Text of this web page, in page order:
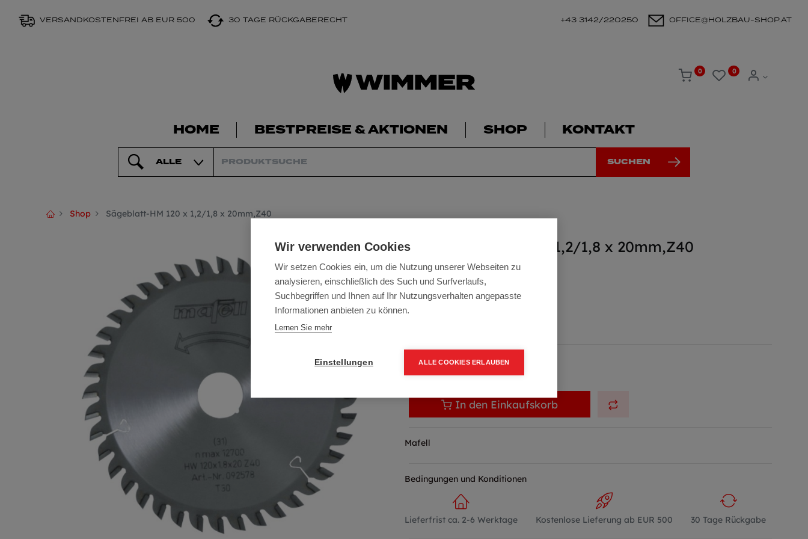
VERSANDKOSTENFREI AB EUR 500 30 TAGE RÜCKGABERECHT +43 3142/220250 OFFICE@HOLZBAU-SHOP.AT
0 0
HOME BESTPREISE & AKTIONEN SHOP KONTAKT
ALLE SUCHEN
Shop Sägeblatt-HM 120 x 1,2/1,8 x 20mm,Z40
Sägeblatt-HM 120 x 1,2/1,8 x 20mm,Z40
Artikelnummer:092578
60,50€
In den Einkaufskorb
Mafell
Bedingungen und Konditionen
Lieferfrist ca. 2-6 Werktage Kostenlose Lieferung ab EUR 500 30 Tage Rückgabe
Wir verwenden Cookies
Wir setzen Cookies ein, um die Nutzung unserer Webseiten zu
analysieren, einschließlich des Such und Surfverlaufs,
Suchbegriffen und Ihnen auf Ihr Nutzungsverhalten angepasste
Informationen anbieten zu können.
Lernen Sie mehr
Einstellungen ALLE COOKIES ERLAUBEN